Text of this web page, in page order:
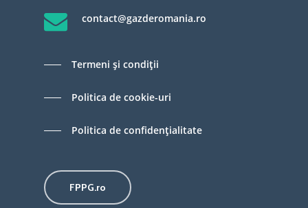
contact@gazderomania.ro
Termeni şi condiţii
Politica de cookie-uri
Politica de confidenţialitate
FPPG.ro